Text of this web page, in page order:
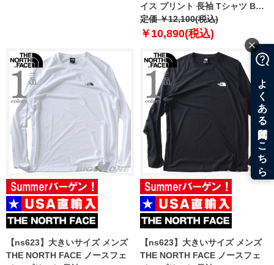
イス プリント 長袖 Tシャツ BOX
NSE TEE USA直輸入 nf0a87nn-
fn4
定価 ￥12,100(税込)
￥10,890(税込)
【ns623】大きいサイズ メンズ
THE NORTH FACE ノースフェ
【ns623】大きいサイズ メンズ
THE NORTH FACE ノースフェ